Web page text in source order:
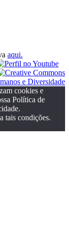
aqui.
cookies e
Política de
tais condições.